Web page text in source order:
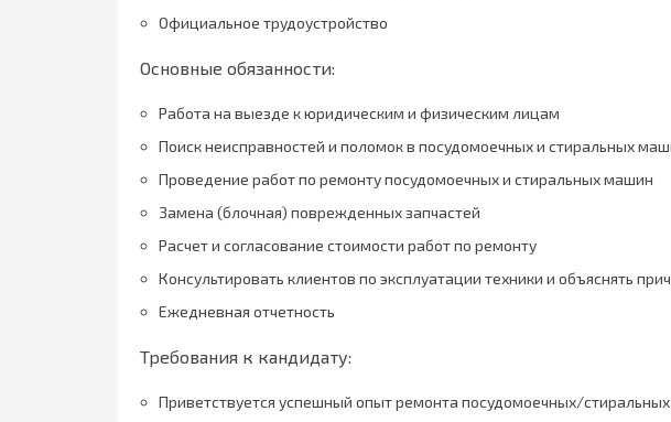
Официальное трудоустройство
Основные обязанности:
Работа на выезде к юридическим и физическим лицам
Поиск неисправностей и поломок в посудомоечных и стиральных
Проведение работ по ремонту посудомоечных и стиральных машин
Замена (блочная) поврежденных запчастей
Расчет и согласование стоимости работ по ремонту
Консультировать клиентов по эксплуатации техники и объяснять
Ежедневная отчетность
Требования к кандидату:
Приветствуется успешный опыт ремонта посудомоечных/